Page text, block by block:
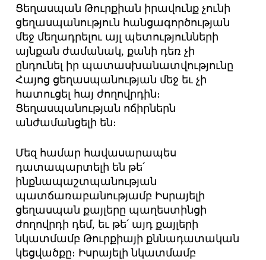
Ցեղասպան Թուրքիան իրավունք չունի
ցեղասպանություն հանցագործության
մեջ մեղադրելու այլ պետությունների
այնքան ժամանակ, քանի դեռ չի
ընդունել իր պատասխանատվությունը
Հայոց ցեղասպանության մեջ եւ չի
հատուցել հայ ժողովրդին։
Ցեղասպանության ոճիրներն
անժամանցելի են։
Մեզ համար հավասարապես
դատապարտելի են թե՛
ինքնապաշտպանության
պատճառաբանությամբ Իսրայելի
ցեղասպան քայլերը պաղեստինցի
ժողովրդի դեմ, եւ թե՛ այդ քայլերի
նկատմամբ Թուրքիայի քննադատական
կեցվածքը։ Իսրայելի նկատմամբ